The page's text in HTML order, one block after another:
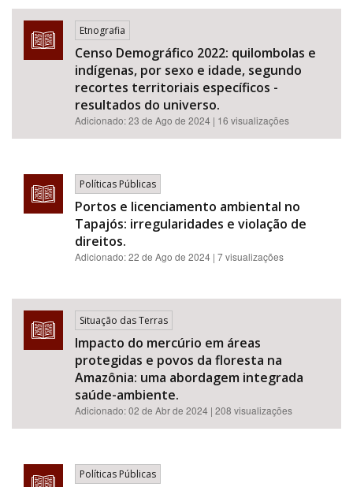
Etnografia
Censo Demográfico 2022: quilombolas e
indígenas, por sexo e idade, segundo
recortes territoriais específicos -
resultados do universo.
Adicionado:23 de Ago de 2024 | 16 visualizações
Políticas Públicas
Portos e licenciamento ambiental no
Tapajós: irregularidades e violação de
direitos.
Adicionado:22 de Ago de 2024 | 7 visualizações
Situação das Terras
Impacto do mercúrio em áreas
protegidas e povos da floresta na
Amazônia: uma abordagem integrada
saúde-ambiente.
Adicionado:02 de Abr de 2024 | 208 visualizações
Políticas Públicas